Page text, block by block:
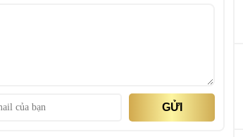
đến 100 kg, thiết kế vân lụa ngăn nước bám vào
sẽ, bền tốt.
GỬI